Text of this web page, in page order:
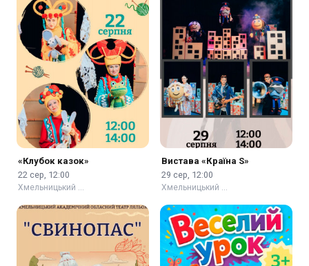
«Клубок казок»
22 сер, 12:00
Хмельницький …
Вистава «Країна S»
29 сер, 12:00
Хмельницький …